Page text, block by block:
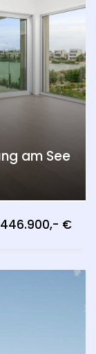
am See
446.900,- €